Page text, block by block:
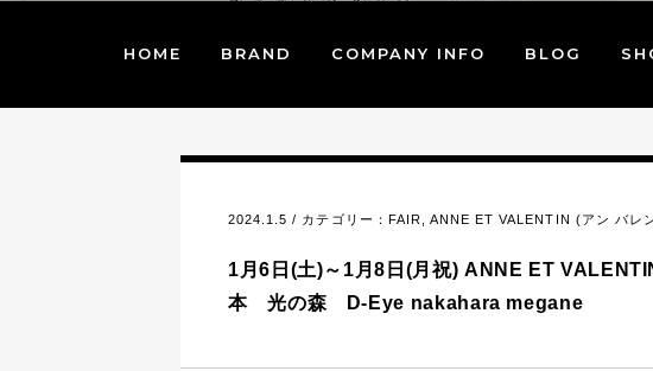
HOME BRAND COMPANY INFO BLOG
2024.1.5 / カテゴリー： FAIR ANNE ET VALENTIN (アン バレ
1月6日(土)～1月8日(月祝) ANNE ET
本 光の森 D-Eye nakahara megane